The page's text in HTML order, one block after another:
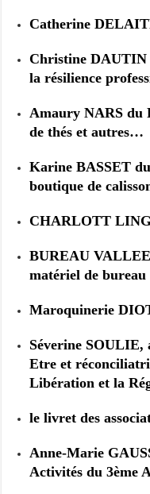
Catherine
Christine DAUTIN
la résilience
Amaury NARS du
de thés et autres…
Karine BASSET
boutique de
CHARLOTT
BUREAU
matériel de bureau
Maroquinerie
Séverine SOULIE,
Etre et
Libération et la
le livret des
Anne-Marie
Activités du 3ème